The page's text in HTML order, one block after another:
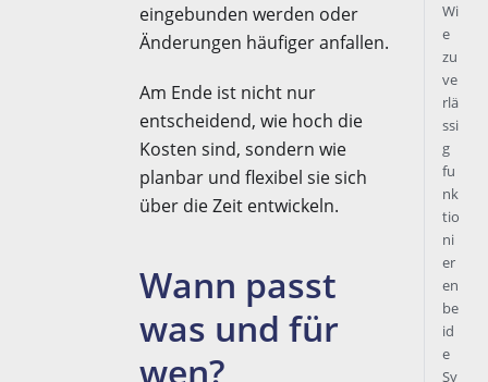
eingebunden werden oder
Änderungen häufiger anfallen.
Am Ende ist nicht nur
entscheidend, wie hoch die
Kosten sind, sondern wie
planbar und flexibel sie sich
über die Zeit entwickeln.
Wann passt
was und für
wen?
Wi
e
zu
ve
rlä
ssi
g
fu
nk
tio
ni
er
en
be
id
e
Sy